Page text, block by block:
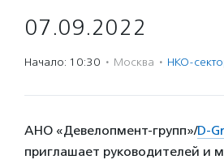
07.09.2022
Начало: 10:30 · Москва · НКО-
АНО «Девелопмент-групп»/D-
приглашает руководителей и